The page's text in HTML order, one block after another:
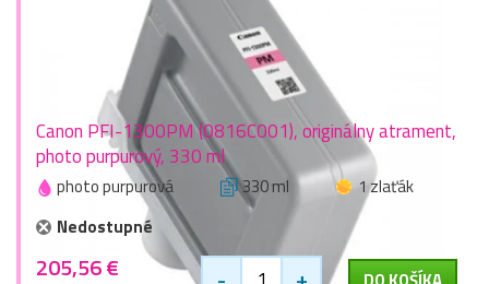
Canon PFI-1300PM (0816C001), originálny atrament,
photo purpurový, 330 ml
photo purpurová 330 ml
1 zlaťák
Nedostupné
205,56 €